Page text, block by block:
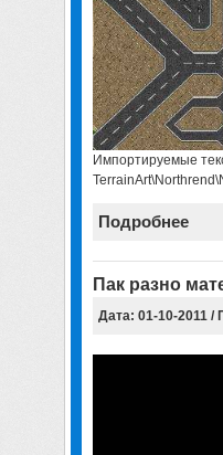
Импортируемые
Подробнее
Пак разно
Дата: 01-10-2011 /